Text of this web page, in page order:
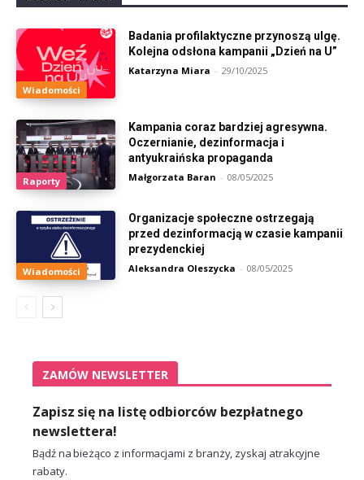
Wiadomości
Badania profilaktyczne przynoszą ulgę.
Kolejna odsłona kampanii „Dzień na U”
Katarzyna Miara - 29/10/2025
Raporty
Kampania coraz bardziej agresywna.
Oczernianie, dezinformacja i
antyukraińska propaganda
Małgorzata Baran - 08/05/2025
Wiadomości
Organizacje społeczne ostrzegają
przed dezinformacją w czasie kampanii
prezydenckiej
Aleksandra Oleszycka - 08/05/2025
ZAMÓW NEWSLETTER
Zapisz się na listę odbiorców bezpłatnego
newslettera!
Bądź na bieżąco z informacjami z branży, zyskaj atrakcyjne
rabaty.